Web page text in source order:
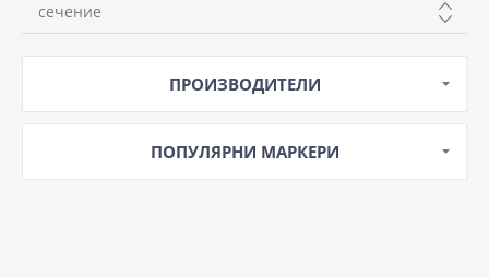
сечение
ПРОИЗВОДИТЕЛИ
ПОПУЛЯРНИ МАРКЕРИ